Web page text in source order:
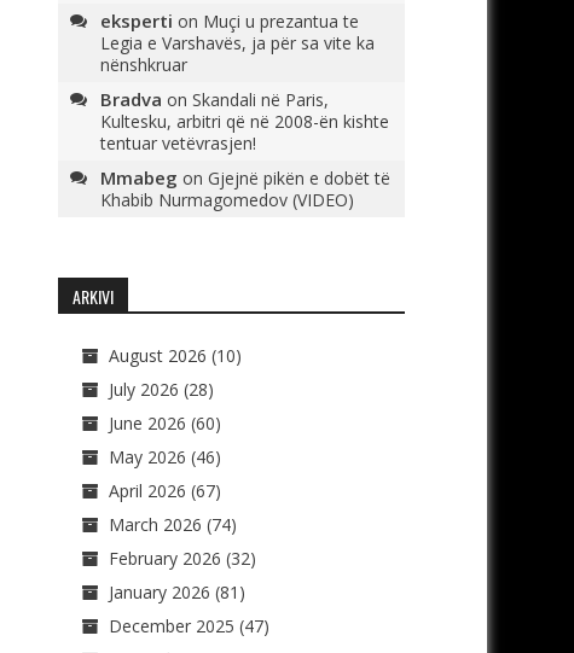
eksperti on Muçi u prezantua te
Legia e Varshavës, ja për sa vite ka
nënshkruar
Bradva on Skandali në Paris,
Kultesku, arbitri që në 2008-ën kishte
tentuar vetëvrasjen!
Mmabeg on Gjejnë pikën e dobët të
Khabib Nurmagomedov (VIDEO)
ARKIVI
August 2026 (10)
July 2026 (28)
June 2026 (60)
May 2026 (46)
April 2026 (67)
March 2026 (74)
February 2026 (32)
January 2026 (81)
December 2025 (47)